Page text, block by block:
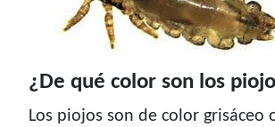
¿De qué color son los
Los piojos son de color grisáceo